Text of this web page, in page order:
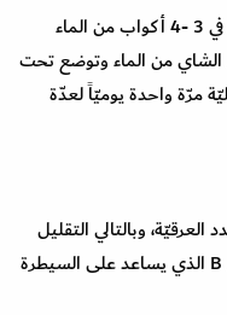
يتمّ وضع واحد إلى اثنين من أكياس الشاي في 3 -4 أكواب من الماء
أكياس الشاي من الماء وتوضع تحت
العمليّة مرّة واحدة يوميّاً لعدّة
وبالتالي التقليل
من العرق، فهي غنيّة بالمغنيزيوم وفيتامين B الذي يساعد على السيطرة